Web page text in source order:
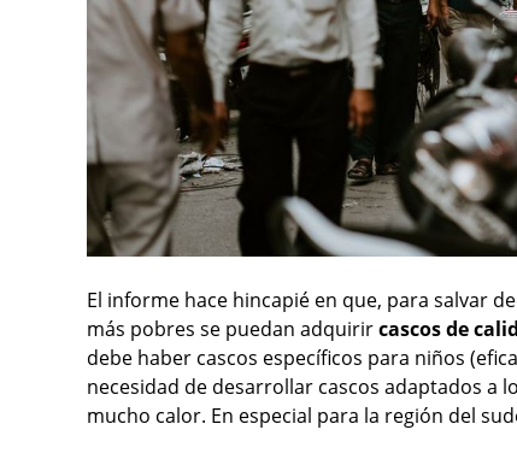
El informe hace hincapié en que, para salvar
más pobres se puedan adquirircascos de
debe haber cascos específicos para niños
necesidad de desarrollar cascos adaptados a
mucho calor. En especial para la región del